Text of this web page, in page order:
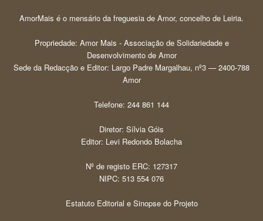
AmorMais é o mensário da freguesia de Amor, concelho de Leiria.
Propriedade: Amor Mais - Associação de Solidariedade e
Desenvolvimento de Amor
Sede da Redacção e Editor: Largo Padre Margalhau, nº3 — 2400-788
Amor
Telefone: 244 861 144
Diretor: Sílvia Góis
Editor: Levi Redondo Bolacha
Nº de registo ERC: 127317
NIPC: 513 554 076
Estatuto Editorial e Sinopse do Projeto